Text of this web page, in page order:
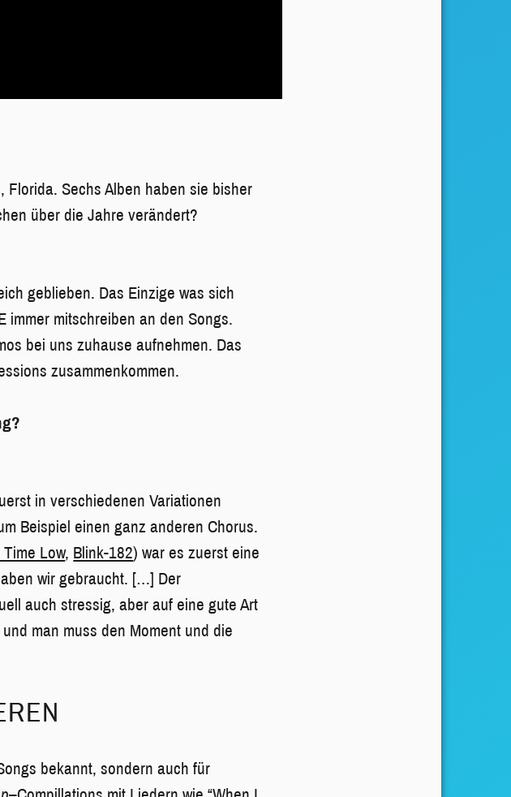
Florida. Sechs Alben haben sie bisher
über die Jahre verändert?
geblieben. Das Einzige was sich
immer mitschreiben an den Songs.
bei uns zuhause aufnehmen. Das
zusammenkommen.
in verschiedenen Variationen
Beispiel einen ganz anderen Chorus.
Time Low, Blink-182) war es zuerst eine
wir gebraucht. […] Der
auch stressig, aber auf eine gute Art
man muss den Moment und die
bekannt, sondern auch für